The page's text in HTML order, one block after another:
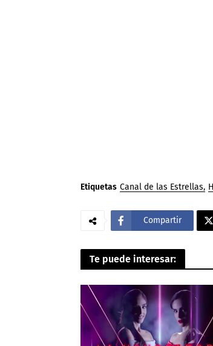
Etiquetas Canal de las Estrellas
Compartir
Te puede interesar: